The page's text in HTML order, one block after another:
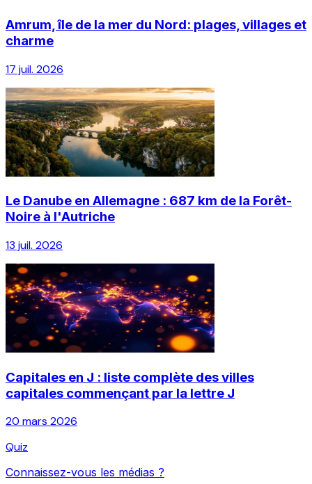
Amrum, île de la mer du Nord: plages, villages et
charme
17 juil. 2026
Le Danube en Allemagne : 687 km de la Forêt-
Noire à l'Autriche
13 juil. 2026
Capitales en J : liste complète des villes
capitales commençant par la lettre J
20 mars 2026
Quiz
Connaissez-vous les médias ?